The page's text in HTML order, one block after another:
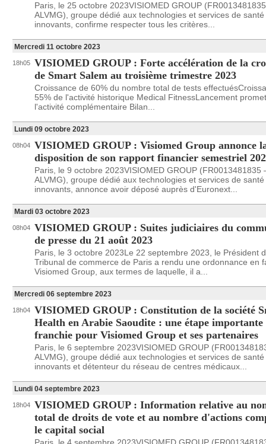
Paris, le 25 octobre 2023VISIOMED GROUP
ALVMG), groupe dédié aux technologies et services de santé
innovants, confirme respecter tous les critères...
Mercredi 11 octobre 2023
18h05 VISIOMED GROUP : Forte accélération de la
de Smart Salem au troisième trimestre 2023
Croissance de 60% du nombre total de tests
55% de l'activité historique Medical FitnessLancement
l'activité complémentaire Bilan...
Lundi 09 octobre 2023
08h04 VISIOMED GROUP : Visiomed Group annonce
disposition de son rapport financier semestriel
Paris, le 9 octobre 2023VISIOMED GROUP (FR0013481835
ALVMG), groupe dédié aux technologies et services de santé
innovants, annonce avoir déposé auprès d'Euronext...
Mardi 03 octobre 2023
08h04 VISIOMED GROUP : Suites judiciaires du
de presse du 21 août 2023
Paris, le 3 octobre 2023Le 22 septembre 2023, le Président
Tribunal de commerce de Paris a rendu une ordonnance en
Visiomed Group, aux termes de laquelle, il a...
Mercredi 06 septembre 2023
18h04 VISIOMED GROUP : Constitution de la société
Health en Arabie Saoudite : une étape importante
franchie pour Visiomed Group et ses partenaires
Paris, le 6 septembre 2023VISIOMED GROUP
ALVMG), groupe dédié aux technologies et services de santé
innovants et détenteur du réseau de centres médicaux...
Lundi 04 septembre 2023
18h04 VISIOMED GROUP : Information relative au
total de droits de vote et au nombre d'actions
le capital social